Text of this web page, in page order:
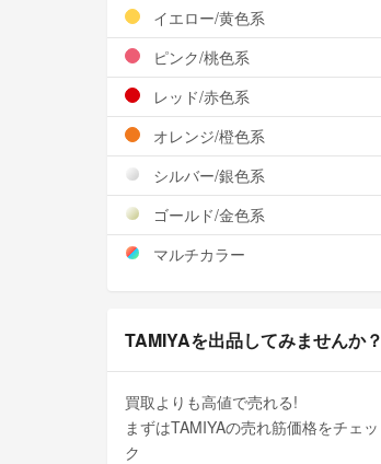
イエロー/黄色系
ピンク/桃色系
レッド/赤色系
オレンジ/橙色系
シルバー/銀色系
ゴールド/金色系
マルチカラー
TAMIYAを出品してみませんか？
買取よりも高値で売れる!
まずはTAMIYAの売れ筋価格をチェッ
ク